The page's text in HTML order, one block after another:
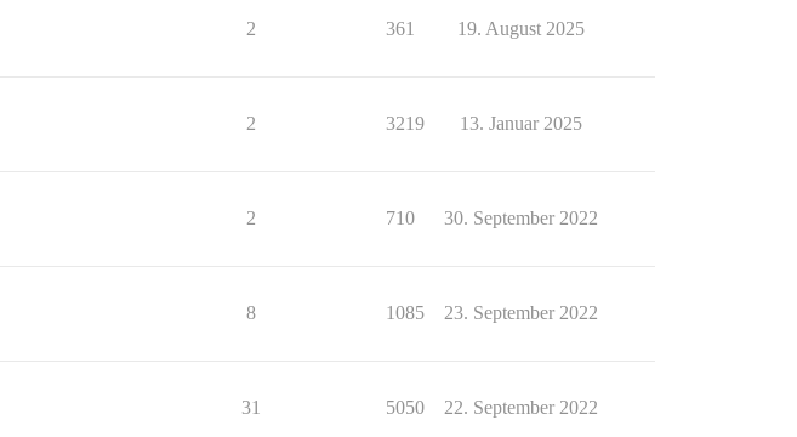
2 361 19. August 2025
2 3219 13. Januar 2025
2 710 30. September 2022
8 1085 23. September 2022
31 5050 22. September 2022